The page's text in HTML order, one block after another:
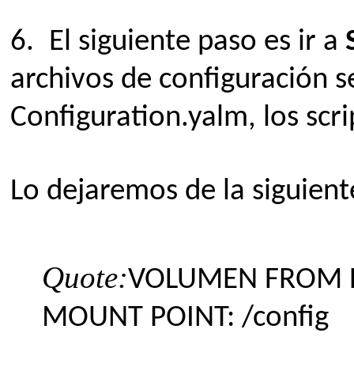
6. El siguiente paso es ir a
archivos de configuración
Configuration.yalm, los
Lo dejaremos de la
Quote:VOLUMEN
MOUNT POINT: /config